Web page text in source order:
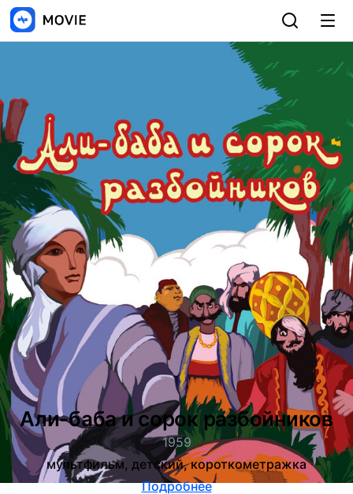
Али-баба и сорок разбойников
1959
мультфильм, детский, короткометражка
Подробнее